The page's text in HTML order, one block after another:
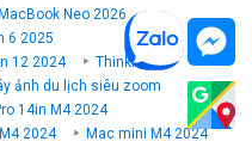
MacBook Neo 2026
6 2025
12 2024
ThinkPad P
ảnh du lịch siêu zoom
14in M4 2024
2024
Mac mini M4 2024